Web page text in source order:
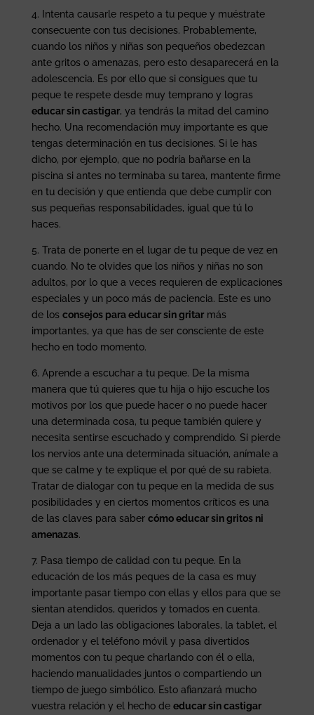
4. Intenta causarle respeto a tu peque y muéstrate
consecuente con tus decisiones. Probablemente,
cuando los niños y niñas son pequeños obedezcan
ante gritos o amenazas, pero esto desaparecerá en la
adolescencia. Es por ello que si consigues que tu
peque te respete desde muy temprano y logras
educar sin castigar, ya tendrás la mitad del camino
hecho. Una recomendación muy importante es que
tengas determinación en tus decisiones. Si le has
dicho, por ejemplo, que no podría bañarse en la
piscina si antes no terminaba su tarea, mantente firme
en tu decisión y que entienda que debe cumplir con
sus pequeñas responsabilidades, igual que tú lo
haces.
5. Trata de ponerte en el lugar de tu peque de vez en
cuando. No te olvides que los niños y niñas no son
adultos, por lo que a veces requieren de explicaciones
especiales y un poco más de paciencia. Este es uno
de los consejos para educar sin gritarmás
importantes, ya que has de ser consciente de este
hecho en todo momento.
6. Aprende a escuchar a tu peque. De la misma
manera que tú quieres que tu hija o hijo escuche los
motivos por los que puede hacer o no puede hacer
una determinada cosa, tu peque también quiere y
necesita sentirse escuchado y comprendido. Si pierde
los nervios ante una determinada situación, anímale a
que se calme y te explique el por qué de su rabieta.
Tratar de dialogar con tu peque en la medida de sus
posibilidades y en ciertos momentos críticos es una
de las claves para saber cómo educar sin gritos ni
amenazas.
7. Pasa tiempo de calidad con tu peque. En la
educación de los más peques de la casa es muy
importante pasar tiempo con ellas y ellos para que se
sientan atendidos, queridos y tomados en cuenta.
Deja a un lado las obligaciones laborales, la tablet, el
ordenador y el teléfono móvil y pasa divertidos
momentos con tu peque charlando con él o ella,
haciendo manualidades juntos o compartiendo un
tiempo de juego simbólico. Esto afianzará mucho
vuestra relación y el hecho de educar sin castigar